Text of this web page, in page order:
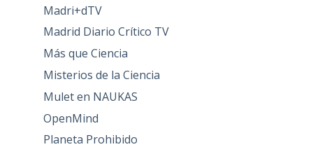
Madri+dTV
Madrid Diario Crítico TV
Más que Ciencia
Misterios de la Ciencia
Mulet en NAUKAS
OpenMind
Planeta Prohibido